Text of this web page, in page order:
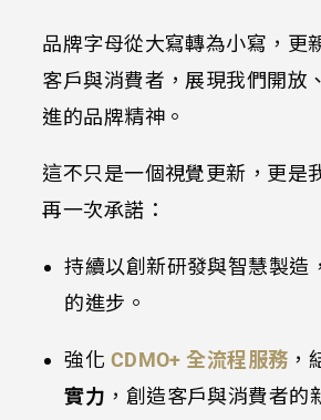
品牌字母從大寫轉為小寫，更
客戶與消費者，展現我們開放
進的品牌精神。
這不只是一個視覺更新，更是
再一次承諾：
持續以創新研發與智慧製造
的進步。
強化 CDMO+ 全流程服務 ，
實力 ，創造客戶與消費者的